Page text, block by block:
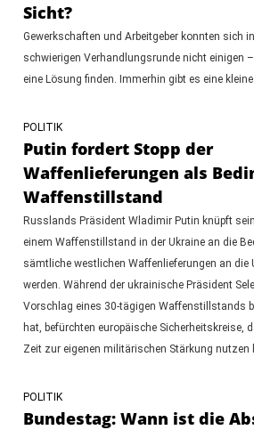
Sicht?
Gewerkschaften und Arbeitgeber konnten sich
schwierigen Verhandlungsrunde nicht einigen
eine Lösung finden. Immerhin gibt es eine
POLITIK
Putin fordert Stopp der
Waffenlieferungen als
Waffenstillstand
Russlands Präsident Wladimir Putin knüpft
einem Waffenstillstand in der Ukraine an die
sämtliche westlichen Waffenlieferungen an die
werden. Während der ukrainische Präsident
Vorschlag eines 30-tägigen Waffenstillstands
hat, befürchten europäische Sicherheitskreise,
Zeit zur eigenen militärischen Stärkung nutzen
POLITIK
Bundestag: Wann ist die